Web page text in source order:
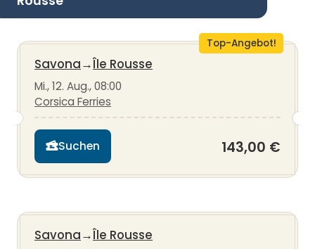
Top-Angebot!
Savona→Île Rousse
Mi., 12. Aug., 08:00
Corsica Ferries
Suchen 143,00 €
Savona→Île Rousse